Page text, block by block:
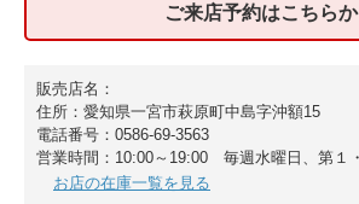
ご来店予約はこちら
販売店名：
住所：愛知県一宮市萩原町中島字沖額15
電話番号：0586-69-3563
営業時間：10:00～19:00 毎週水曜日、第１
お店の在庫一覧を見る